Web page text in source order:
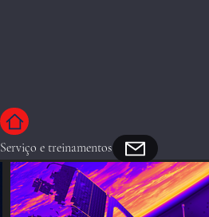
Serviço e treinamentos